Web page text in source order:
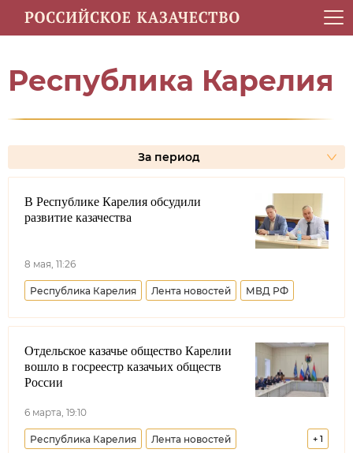
Энциклопедия Карта инфоповодов
Республика Карелия
За период
В Республике Карелия обсудили
развитие казачества
8 мая, 11:26
Республика Карелия Лента новостей МВД РФ
Отдельское казачье общество Карелии
вошло в госреестр казачьих обществ
России
6 марта, 19:10
+ 1
Республика Карелия Лента новостей